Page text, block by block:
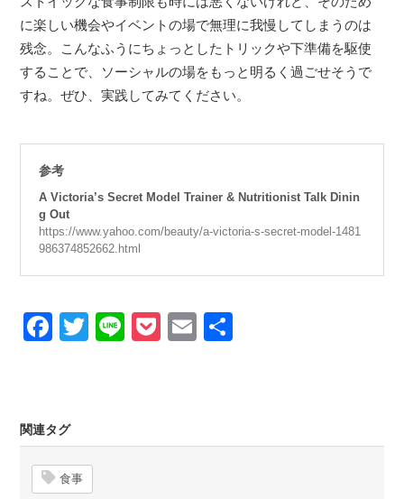
に楽しい機会やイベントの場で無理に我慢してしまうのは
残念。こんなふうにちょっとしたトリックや下準備を駆使
することで、ソーシャルの場をもっと明るく過ごせそうで
すね。ぜひ、実践してみてください。
参考
A Victoria’s Secret Model Trainer & Nutritionist Talk Dinin
g Out
https://www.yahoo.com/beauty/a-victoria-s-secret-model-1481
986374852662.html
Facebook
Twitter
LinePocket
Email
関連タグ
食事